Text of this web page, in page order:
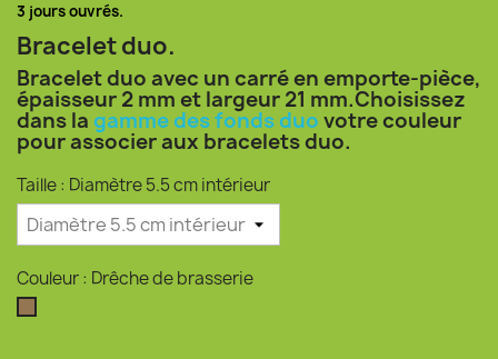
3 jours ouvrés.
Bracelet duo.
Bracelet duo avec un carré en emporte-pièce,
épaisseur 2 mm et largeur 21 mm.Choisissez
dans la gamme des fonds duo votre couleur
pour associer aux bracelets duo.
Taille : Diamètre 5.5 cm intérieur
Couleur : Drêche de brasserie